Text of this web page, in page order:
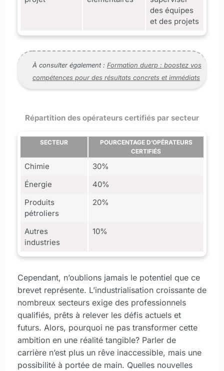
des équipes
et des projets
À consulter également : Formation duerp : boostez vos
compétences pour des résultats concrets et immédiats
Répartition des opérateurs certifiés par secteur
SECTEUR
POURCENTAGE D’OPÉRATEURS
CERTIFIÉS
Chimie
30%
Énergie
40%
Produits
pétroliers
20%
Autres
industries
10%
Cependant, n’oublions jamais le potentiel que ce
brevet représente. L’industrialisation croissante de
nombreux secteurs exige des professionnels
qualifiés, prêts à relever les défis actuels et
futurs. Alors, pourquoi ne pas transformer cette
ambition en une réalité tangible? Parler de
carrière n’est plus un rêve inaccessible, mais une
possibilité à portée de main. Quelles nouvelles